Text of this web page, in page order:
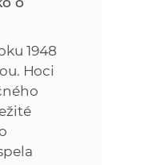
1948
Hoci